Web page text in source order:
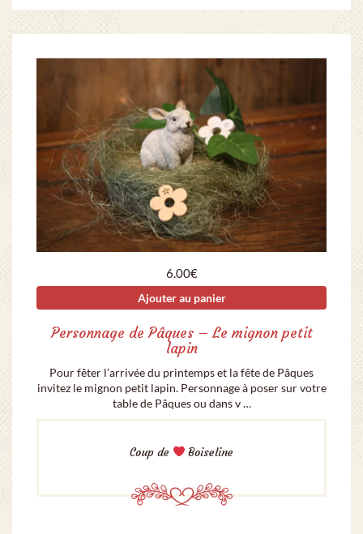
6.00€
Ajouter au panier
Personnage de Pâques – Le mignon petit
lapin
Pour fêter l’arrivée du printemps et la fête de Pâques
invitez le mignon petit lapin. Personnage à poser sur votre
table de Pâques ou dans v …
Coup de Boiseline